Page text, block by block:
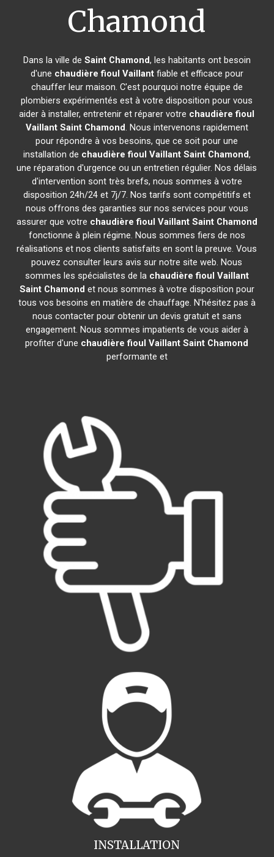
Chamond
Dans la ville de Saint Chamond, les habitants ont besoin
d'une chaudière fioul Vaillantfiable et efficace pour
chauffer leur maison. C'est pourquoi notre équipe de
plombiers expérimentés est à votre disposition pour vous
aider à installer, entretenir et réparer votre chaudière fioul
Vaillant Saint Chamond. Nous intervenons rapidement
pour répondre à vos besoins, que ce soit pour une
installation de chaudière fioul Vaillant Saint Chamond,
une réparation d'urgence ou un entretien régulier. Nos délais
d'intervention sont très brefs, nous sommes à votre
disposition 24h/24 et 7j/7. Nos tarifs sont compétitifs et
nous offrons des garanties sur nos services pour vous
assurer que votre chaudière fioul Vaillant Saint Chamond
fonctionne à plein régime. Nous sommes fiers de nos
réalisations et nos clients satisfaits en sont la preuve. Vous
pouvez consulter leurs avis sur notre site web. Nous
sommes les spécialistes de la chaudière fioul Vaillant
Saint Chamond et nous sommes à votre disposition pour
tous vos besoins en matière de chauffage. N'hésitez pas à
nous contacter pour obtenir un devis gratuit et sans
engagement. Nous sommes impatients de vous aider à
profiter d'une chaudière fioul Vaillant Saint Chamond
performante et
INSTALLATION